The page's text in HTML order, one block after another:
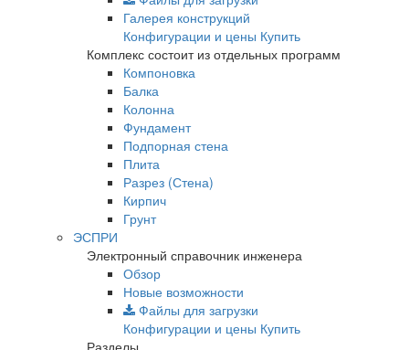
Галерея конструкций
Конфигурации и цены Купить
Комплекс состоит из отдельных программ
Компоновка
Балка
Колонна
Фундамент
Подпорная стена
Плита
Разрез (Стена)
Кирпич
Грунт
ЭСПРИ
Электронный справочник инженера
Обзор
Новые возможности
Файлы для загрузки
Конфигурации и цены Купить
Разделы